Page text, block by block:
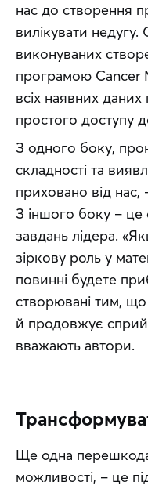
нас до створення
вилікувати недугу.
виконуваних
програмою Сancer
всіх наявних
простого доступу
З одного боку,
складності та
приховано від нас,
З іншого боку –
завдань лідера.
зіркову роль у
повинні будете
створювані тим, що
й продовжує
вважають автори.
Ще одна
можливості, – це